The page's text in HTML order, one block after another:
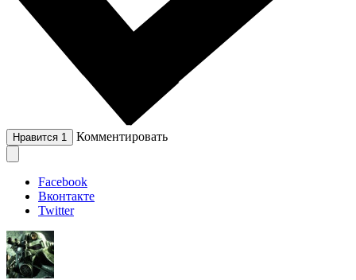
Нравится 1 Комментировать
Facebook
Вконтакте
Twitter